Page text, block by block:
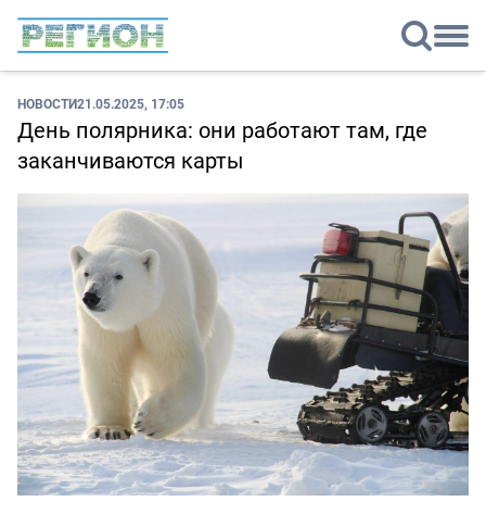
НОВОСТИ21.05.2025, 17:05
День полярника: они работают там, где
заканчиваются карты